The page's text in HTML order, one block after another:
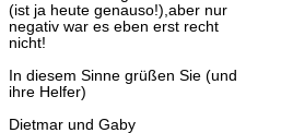
(ist ja heute genauso!),aber nur
negativ war es eben erst recht
nicht!
In diesem Sinne grüßen Sie (und
ihre Helfer)
Dietmar und Gaby